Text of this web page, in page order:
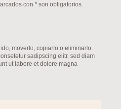
con * son obligatorios.
moverlo, copiarlo o eliminarlo.
sadipscing elitr, sed diam
ut labore et dolore magna